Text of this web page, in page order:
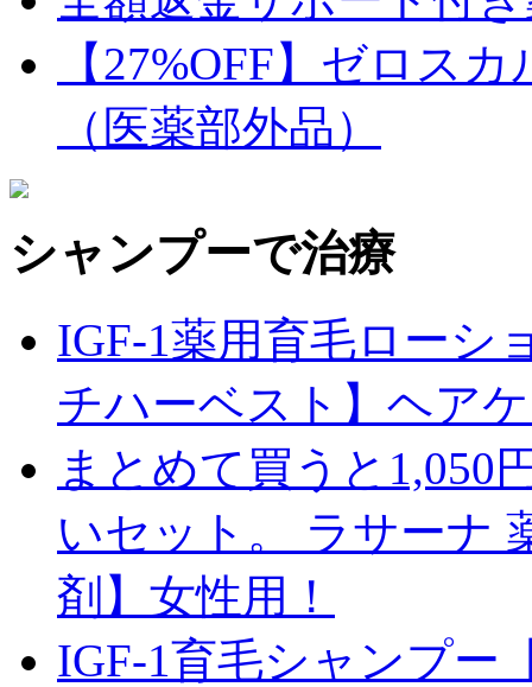
【27%OFF】ゼロス
（医薬部外品）
シャンプーで治療
IGF-1薬用育毛ローシ
チハーベスト】ヘア
まとめて買うと1,050
いセット。 ラサーナ
剤】女性用！
IGF-1育毛シャンプー